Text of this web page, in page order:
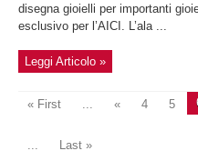
disegna gioielli per importanti
esclusivo per l’AICI. L’ala ...
Leggi Articolo »
« First « 4 5
Last »